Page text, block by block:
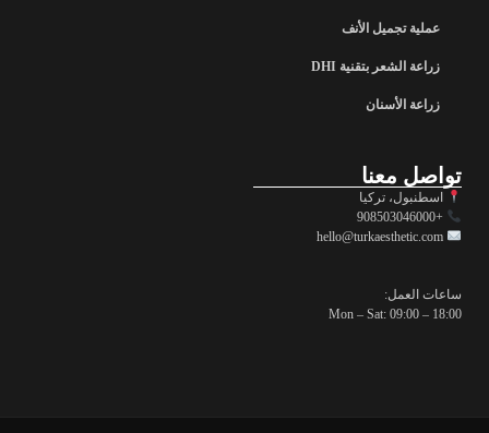
عملية تجميل الأنف
زراعة الشعر بتقنية DHI
زراعة الأسنان
تواصل معنا
اسطنبول، تركيا
+908503046000
ساعات العمل:
Mon – Sat: 09:00 – 18:00